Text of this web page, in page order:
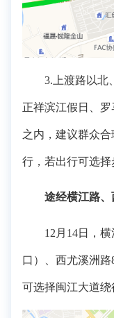
3.上渡路以北
正祥滨江假日、
之内，建议群众
行，若出行可选择
途经横江路
12月14日，
口）、西尤溪洲
可选择闽江大道绕